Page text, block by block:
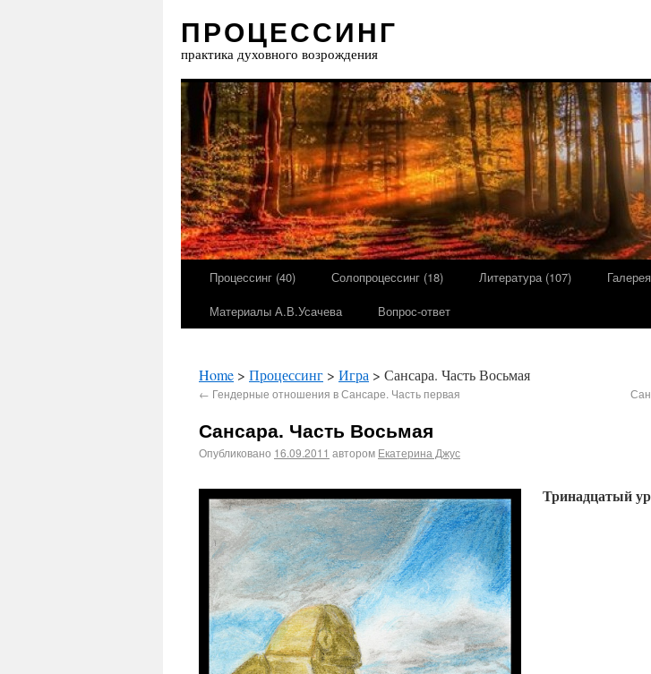
ПРОЦЕССИНГ
практика духовного возрождения
Процессинг (40) Солопроцессинг (18) Литература (107)
Материалы А.В.Усачева
Вопрос-ответ
Home > Процессинг > Игра > Сансара. Часть Восьмая
← Гендерные отношения в Сансаре. Часть первая
Сансара. Часть Восьмая
Опубликовано 16.09.2011 автором Екатерина Джус
Тринадцатый